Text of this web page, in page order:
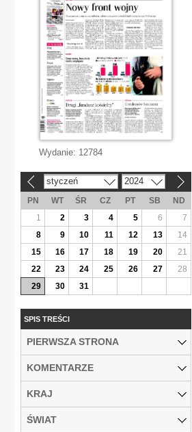
Wydanie: 12784
styczeń 2024
PN WT ŚR CZ PT SB
ND
1
2 3 4 5 6
7
8
9 10 11 12 13
14
15
16 17 18 19 20
21
22
23 24 25 26 27
28
29
30 31
SPIS TREŚCI
PIERWSZA STRONA
KOMENTARZE
KRAJ
ŚWIAT